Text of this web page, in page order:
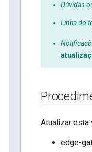
Dúvidas
Linha do
Atualizar esta
edge-